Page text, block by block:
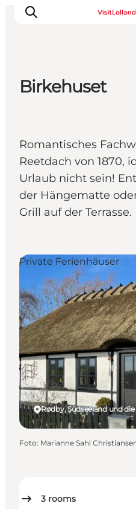
Kultur
Gastronomie
Urlaubsplaner
Birkehuset
Romantisches
Reetdach von 1870,
Urlaub nicht sein!
der Hängematte
Grill auf der Terrasse.
3 rooms
Rødby, Südseeland und
Private Ferienhäuser
Foto: Marianne Sahl